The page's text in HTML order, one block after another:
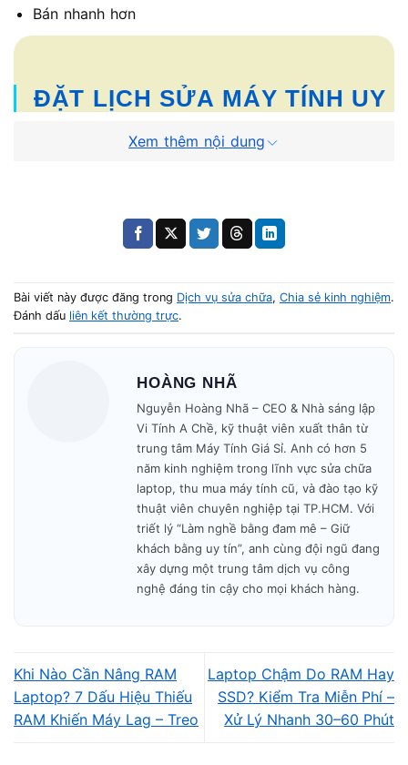
Bán nhanh hơn
ĐẶT LỊCH SỬA MÁY TÍNH UY
SỬA MÁY TÍNH UY TÍN – TẬN NƠI TP.HCM
Sửa chữa nhanh - gọn - có hóa đơn VAT đầy
Bảo mật dữ liệu tuyệt đối trước khi bàn
Bảo hành đầy đủ, hỗ trợ chu đáo sau khi sửa
Cam kết dịchBáo giá minh bạch - Không
ép giá.
📌 Điền form, kỹ thuật viên liên hệ trong5 phút.
🚗 Có mặt tại nhà khách trong30–45 phút.
Xem thêm nội dung
Bài viết này được đăng trong Dịch vụ sửa chữa, Chia sẻ kinh nghiệm.
Đánh dấu liên kết thường trực.
HOÀNG NHÃ
Nguyễn Hoàng Nhã – CEO & Nhà sáng lập
Vi Tính A Chề, kỹ thuật viên xuất thân từ
trung tâm Máy Tính Giá Sỉ. Anh có hơn 5
năm kinh nghiệm trong lĩnh vực sửa chữa
laptop, thu mua máy tính cũ, và đào tạo kỹ
thuật viên chuyên nghiệp tại TP.HCM. Với
triết lý “Làm nghề bằng đam mê – Giữ
khách bằng uy tín”, anh cùng đội ngũ đang
xây dựng một trung tâm dịch vụ công
nghệ đáng tin cậy cho mọi khách hàng.
Khi Nào Cần Nâng RAM
Laptop? 7 Dấu Hiệu Thiếu
RAM Khiến Máy Lag – Treo
Laptop Chậm Do RAM Hay
SSD? Kiểm Tra Miễn Phí –
Xử Lý Nhanh 30–60 Phút